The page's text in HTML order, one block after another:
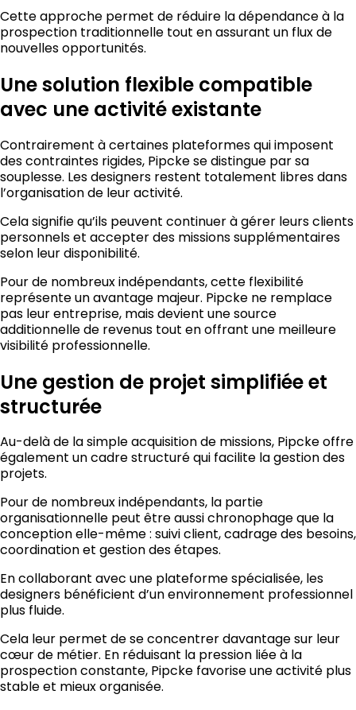
Cette approche permet de réduire la dépendance à la
prospection traditionnelle tout en assurant un flux de
nouvelles opportunités.
Une solution flexible compatible
avec une activité existante
Contrairement à certaines plateformes qui imposent
des contraintes rigides, Pipcke se distingue par sa
souplesse. Les designers restent totalement libres dans
l’organisation de leur activité.
Cela signifie qu’ils peuvent continuer à gérer leurs clients
personnels et accepter des missions supplémentaires
selon leur disponibilité.
Pour de nombreux indépendants, cette flexibilité
représente un avantage majeur. Pipcke ne remplace
pas leur entreprise, mais devient une source
additionnelle de revenus tout en offrant une meilleure
visibilité professionnelle.
Une gestion de projet simplifiée et
structurée
Au-delà de la simple acquisition de missions, Pipcke offre
également un cadre structuré qui facilite la gestion des
projets.
Pour de nombreux indépendants, la partie
organisationnelle peut être aussi chronophage que la
conception elle-même : suivi client, cadrage des besoins,
coordination et gestion des étapes.
En collaborant avec une plateforme spécialisée, les
designers bénéficient d’un environnement professionnel
plus fluide.
Cela leur permet de se concentrer davantage sur leur
cœur de métier. En réduisant la pression liée à la
prospection constante, Pipcke favorise une activité plus
stable et mieux organisée.